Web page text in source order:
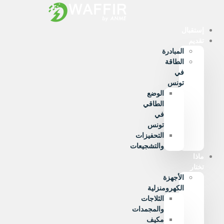
المبادرة
الطاقة
في
تونس
الوضع
الطاقي
في
تونس
التحفيزات
والتشجيعات
ماذا
تختار
الأجهزة
الكهرومنزلية
الثلاجات
والمجمدات
مكيف